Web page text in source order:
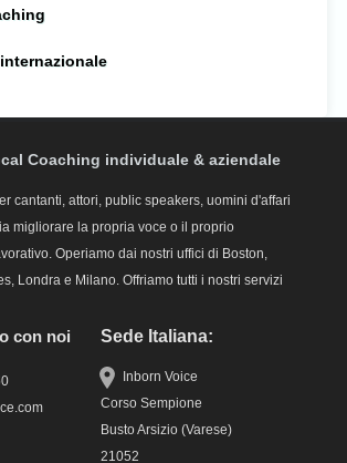
Coaching individuale & aziendale
cantanti, attori, public speakers, uomini d'affari
migliorare la propria voce o il proprio
Operiamo dai nostri uffici di Boston,
Londra e Milano. Offriamo tutti i nostri servizi
con noi Sede Italiana:
Inborn Voice
Corso Sempione
Busto Arsizio (Varese)
21052